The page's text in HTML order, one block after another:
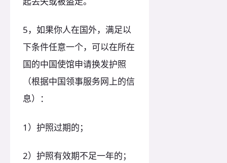
5，如果你人在国外，满足以
下条件任意一个，可以在所在
国的中国使馆申请换发护照
（根据中国领事服务网上的信
息）：
1）护照过期的；
2）护照有效期不足一年的；